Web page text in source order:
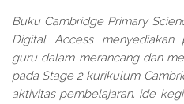
Buku Cambridge Primary
Digital Access menyediakan
guru dalam merancang dan
pada Stage 2 kurikulum
aktivitas pembelajaran, ide